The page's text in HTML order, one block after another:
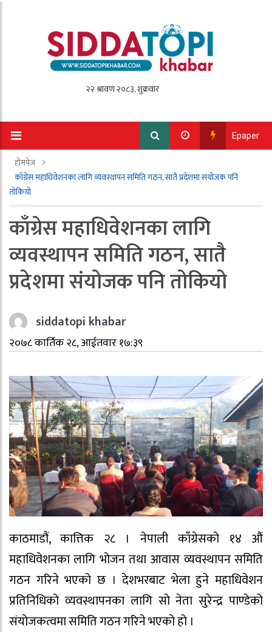
Epaper
होमपेज
काँग्रेस महाधिवेशनका लागि व्यवस्थापन समिति गठन, सातै प्रदेशमा संयोजक पनि
तोकियो
काँग्रेस महाधिवेशनका लागि
व्यवस्थापन समिति गठन, सातै
प्रदेशमा संयोजक पनि तोकियो
siddatopi khabar
२०७८ कार्तिक २८, आईतवार १७:३९
काठमाडौं, कात्तिक २८ । नेपाली काँग्रेसको १४ औं
महाधिवेशनका लागि भोजन तथा आवास व्यवस्थापन समिति
गठन गरिने भएको छ । देशभरबाट भेला हुने महाधिवेशन
प्रतिनिधिको व्यवस्थापनका लागि सो नेता सुरेन्द्र पाण्डेको
संयोजकत्वमा समिति गठन गरिने भएको हो ।